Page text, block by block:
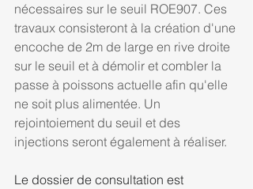
nécessaires sur le seuil ROE907. Ces
travaux consisteront à la création d'une
encoche de 2m de large en rive droite
sur le seuil et à démolir et combler la
passe à poissons actuelle afin qu'elle
ne soit plus alimentée. Un
rejointoiement du seuil et des
injections seront également à réaliser.
Le dossier de consultation est